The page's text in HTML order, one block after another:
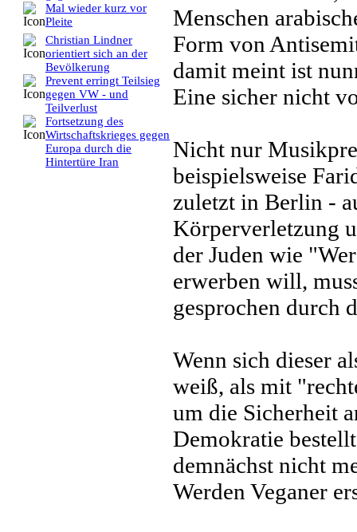
Mal wieder kurz vor
Pleite
Christian Lindner
orientiert sich an der
Bevölkerung
Prevent erringt Teilsieg
gegen VW - und
Teilverlust
Fortsetzung des
Wirtschaftskrieges gegen
Europa durch die
Hintertüre Iran
Menschen
Form von
damit meint ist
Eine sicher nicht
Nicht nur
beispielsweise
zuletzt in Berlin -
Körperverletzung
der Juden wie
erwerben will,
gesprochen durch
Wenn sich dieser
weiß, als mit
um die Sicherheit
Demokratie
demnächst nicht
Werden Veganer